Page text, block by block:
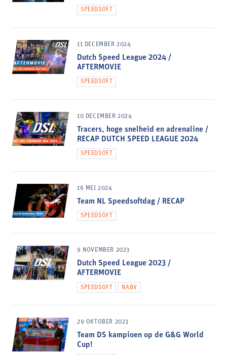
SPEEDSOFT
11 DECEMBER 2024
Dutch Speed League 2024 /
AFTERMOVIE
SPEEDSOFT
10 DECEMBER 2024
Tracers, hoge snelheid en adrenaline /
RECAP DUTCH SPEED LEAGUE 2024
SPEEDSOFT
16 MEI 2024
Team NL Speedsoftdag / RECAP
SPEEDSOFT
9 NOVEMBER 2023
Dutch Speed League 2023 /
AFTERMOVIE
SPEEDSOFT NABV
29 OKTOBER 2023
Team DS kampioen op de G&G World
Cup!